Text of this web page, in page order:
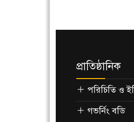
প্রাতিষ্ঠানিক
পরিচিতি ও
গভর্নিং বডি